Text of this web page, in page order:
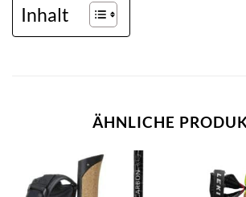
Inhalt
ÄHNLICHE